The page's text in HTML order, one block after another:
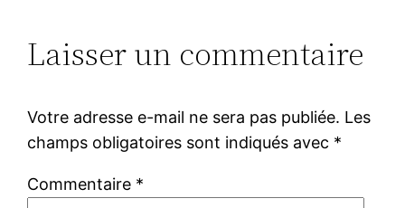
Laisser un commentaire
Votre adresse e-mail ne sera pas publiée. Les
champs obligatoires sont indiqués avec *
Commentaire *